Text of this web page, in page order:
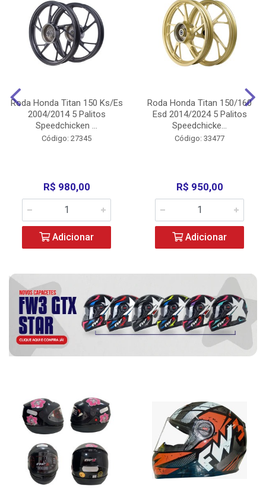
Roda Honda Titan 150 Ks/Es
2004/2014 5 Palitos
Speedchicken ...
Código: 27345
R$ 980,00
Adicionar
Roda Honda Titan 150/160
Esd 2014/2024 5 Palitos
Speedchicke...
Código: 33477
R$ 950,00
Adicionar